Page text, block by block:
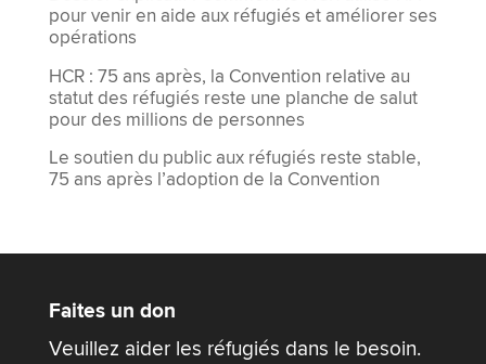
pour venir en aide aux réfugiés et améliorer ses
opérations
HCR : 75 ans après, la Convention relative au
statut des réfugiés reste une planche de salut
pour des millions de personnes
Le soutien du public aux réfugiés reste stable,
75 ans après l’adoption de la Convention
Faites un don
Veuillez aider les réfugiés dans le besoin.